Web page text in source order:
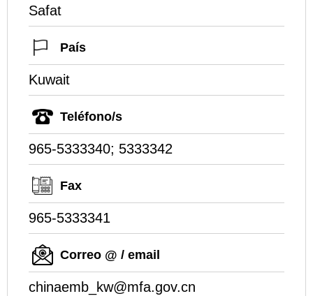
Safat
País
Kuwait
Teléfono/s
965-5333340; 5333342
Fax
965-5333341
Correo @ / email
chinaemb_kw@mfa.gov.cn